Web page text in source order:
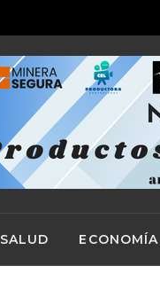
SALUD ECONOMÍA